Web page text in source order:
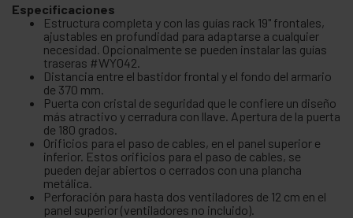
Especificaciones
Estructura completa y con las guías rack 19" frontales,
ajustables en profundidad para adaptarse a cualquier
necesidad. Opcionalmente se pueden instalar las guías
traseras #WY042.
Distancia entre el bastidor frontal y el fondo del armario
de 370 mm.
Puerta con cristal de seguridad que le confiere un diseño
más atractivo y cerradura con llave. Apertura de la puerta
de 180 grados.
Orificios para el paso de cables, en el panel superior e
inferior. Estos orificios para el paso de cables, se
pueden dejar abiertos o cerrados con una plancha
metálica.
Perforación para hasta dos ventiladores de 12 cm en el
panel superior (ventiladores no incluido).